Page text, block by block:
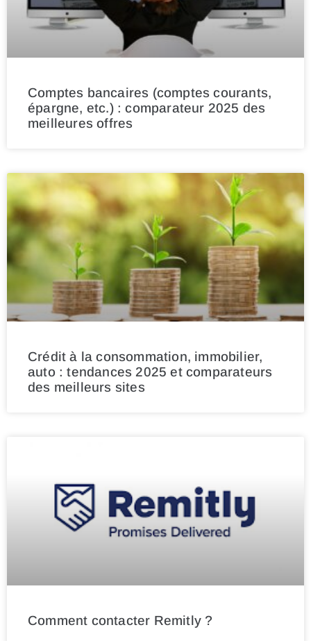
Comptes bancaires (comptes courants,
épargne, etc.) : comparateur 2025 des
meilleures offres
Crédit à la consommation, immobilier,
auto : tendances 2025 et comparateurs
des meilleurs sites
Comment contacter Remitly ?